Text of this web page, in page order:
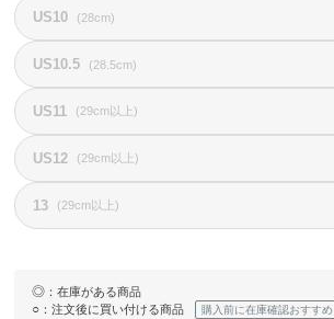
US10 (28cm)
US10.5 (28.5cm)
US11 (29cm以上)
US12 (29cm以上)
13 (29cm以上)
◎ ：在庫がある商品
○ ：注文後に買い付ける商品 購入前に在庫確認おすすめ